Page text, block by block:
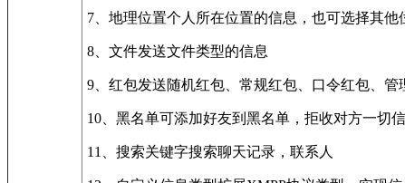
7、地理位置个人所在位置的信息，也可选择其他
8、文件发送文件类型的信息
9、红包发送随机红包、常规红包、口令红包、管
10、黑名单可添加好友到黑名单，拒收对方一切
11、搜索关键字搜索聊天记录，联系人